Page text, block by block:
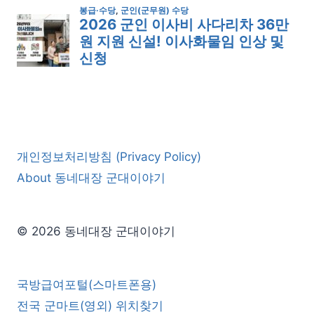
개인정보처리방침 (Privacy Policy)
About 동네대장 군대이야기
© 2026 동네대장 군대이야기
국방급여포털(스마트폰용)
전국 군마트(영외) 위치찾기